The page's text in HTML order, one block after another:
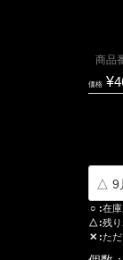
商品
価格 ¥
○
在庫
△ 残り
✕ た